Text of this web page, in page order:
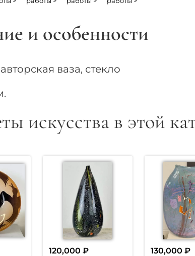
и особенности
ваза, стекло
искусства в этой
120,000 ₽ 130,000 ₽